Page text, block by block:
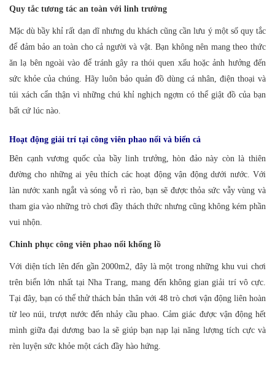
Quy tắc tương tác an toàn với linh trưởng
Mặc dù bầy khỉ rất dạn dĩ nhưng du khách cũng cần lưu ý một số quy tắc
để đảm bảo an toàn cho cả người và vật. Bạn không nên mang theo thức
ăn lạ bên ngoài vào để tránh gây ra thói quen xấu hoặc ảnh hưởng đến
sức khỏe của chúng. Hãy luôn bảo quản đồ dùng cá nhân, điện thoại và
túi xách cẩn thận vì những chú khỉ nghịch ngợm có thể giật đồ của bạn
bất cứ lúc nào.
Hoạt động giải trí tại công viên phao nổi và biển cả
Bên cạnh vương quốc của bầy linh trưởng, hòn đảo này còn là thiên
đường cho những ai yêu thích các hoạt động vận động dưới nước. Với
làn nước xanh ngắt và sóng vỗ rì rào, bạn sẽ được thỏa sức vẫy vùng và
tham gia vào những trò chơi đầy thách thức nhưng cũng không kém phần
vui nhộn.
Chinh phục công viên phao nổi khổng lồ
Với diện tích lên đến gần 2000m2, đây là một trong những khu vui chơi
trên biển lớn nhất tại Nha Trang, mang đến không gian giải trí vô cực.
Tại đây, bạn có thể thử thách bản thân với 48 trò chơi vận động liên hoàn
từ leo núi, trượt nước đến nhảy cầu phao. Cảm giác được vận động hết
mình giữa đại dương bao la sẽ giúp bạn nạp lại năng lượng tích cực và
rèn luyện sức khỏe một cách đầy hào hứng.